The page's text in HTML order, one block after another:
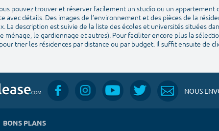
pouvez trouver et réserver facilement un studio ou un appartement
avec détails. Des images de l’environnement et des pièces de la
La description est suivie de la liste des écoles et universités situées
ménage, le gardiennage et autres). Pour faciliter encore plus la
trier les résidences par distance ou par budget. Il suffit ensuite de
NOUS
BONS PLANS